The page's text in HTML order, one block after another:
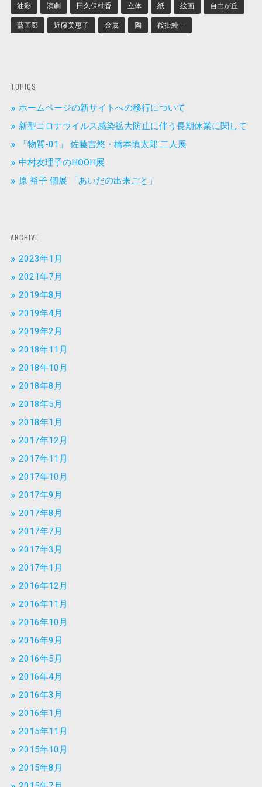
油彩 演劇 田久保柚香 立体 紙 絵画 自由が丘
藍画廊 近藤美恵子 金属 陶 鞍掛純一
TOPICS
ホームページの新サイトへの移行について
新型コロナウイルス感染拡大防止に伴う長期休業に関して
「物質-01」 佐藤吉悠・橋本慎太郎 二人展
中村友理子のHOOH展
原 裕子 個展 「あいだの出来ごと」
ARCHIVE
2023年1月
2021年7月
2019年8月
2019年4月
2019年2月
2018年11月
2018年10月
2018年8月
2018年5月
2018年1月
2017年12月
2017年11月
2017年10月
2017年9月
2017年8月
2017年7月
2017年3月
2017年1月
2016年12月
2016年11月
2016年10月
2016年9月
2016年5月
2016年4月
2016年3月
2016年1月
2015年11月
2015年10月
2015年8月